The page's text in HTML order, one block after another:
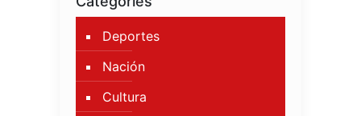
Deportes
Nación
Cultura